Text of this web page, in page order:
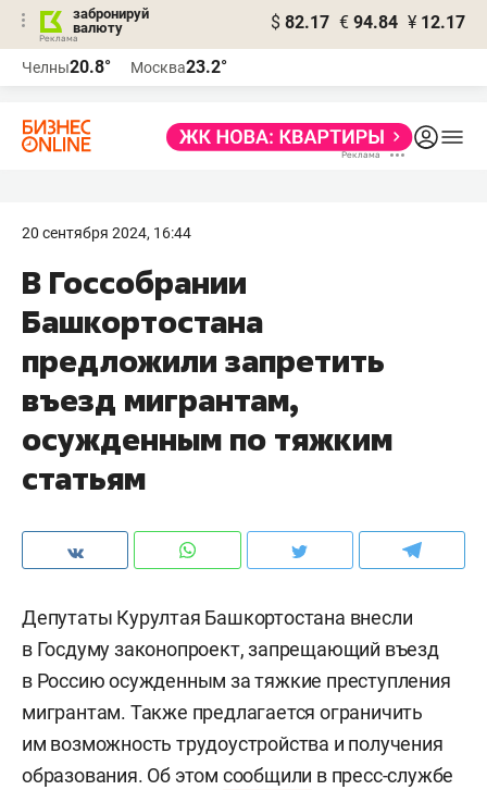
забронируй
валюту
$ 82.17 € 94.84 ¥ 12.17
Челны20.8° Москва23.2°
20 сентября 2024, 16:44
В Госсобрании
Башкортостана
предложили запретить
въезд мигрантам,
осужденным по тяжким
статьям
Депутаты Курултая Башкортостана внесли
в Госдуму законопроект, запрещающий въезд
в Россию осужденным за тяжкие преступления
мигрантам. Также предлагается ограничить
им возможность трудоустройства и получения
образования. Об этом сообщили в пресс-службе